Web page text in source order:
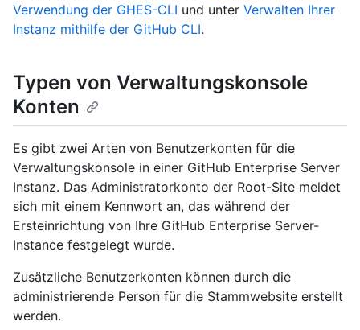
Verwendung der GHES-CLI und unter Verwalten Ihrer
Instanz mithilfe der GitHub CLI.
Typen von Verwaltungskonsole
Konten
Es gibt zwei Arten von Benutzerkonten für die
Verwaltungskonsole in einer GitHub Enterprise Server
Instanz. Das Administratorkonto der Root-Site meldet
sich mit einem Kennwort an, das während der
Ersteinrichtung von Ihre GitHub Enterprise Server-
Instance festgelegt wurde.
Zusätzliche Benutzerkonten können durch die
administrierende Person für die Stammwebsite erstellt
werden.